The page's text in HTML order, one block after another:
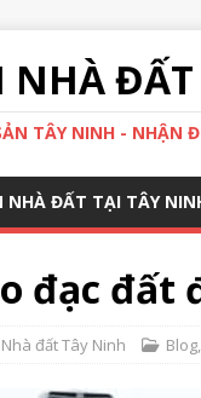
NHÀ
TÂY NINH - NHẬN
NHÀ ĐẤT TẠI TÂY
đạc đất
Nhà đất Tây Ninh Blog,